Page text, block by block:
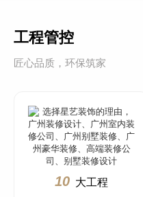
工程管控
匠心品质，环保筑家
10 大工程